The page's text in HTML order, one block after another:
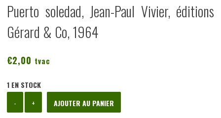
Puerto soledad, Jean-Paul Vivier, éditions
Gérard & Co, 1964
€2,00 tvac
1 EN STOCK
-
de
+ AJOUTER AU PANIER